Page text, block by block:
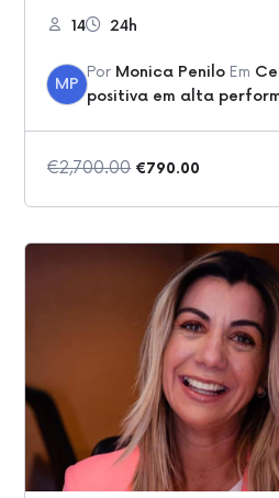
14 24h
MP
Por Monica Penilo Em
positiva em alta
€2,700.00 O
original
€2,700.00.
€790.00
atual
€790.00.